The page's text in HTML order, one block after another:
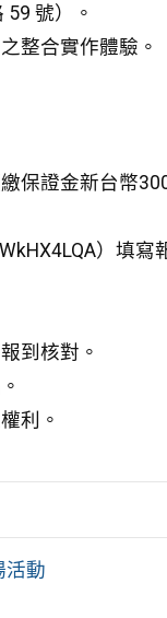
號）。
整合實作體驗。
保證金新台幣
）填寫
到核對。
利。
活動